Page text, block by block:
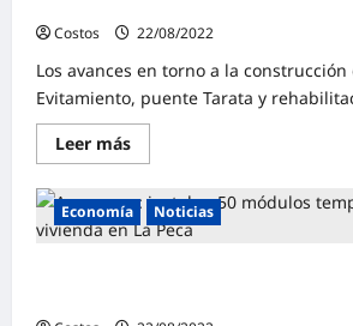
Costos
22/08/2022
Los avances en torno a la
Evitamiento, puente Tarata y
Leer más
Economía Noticias